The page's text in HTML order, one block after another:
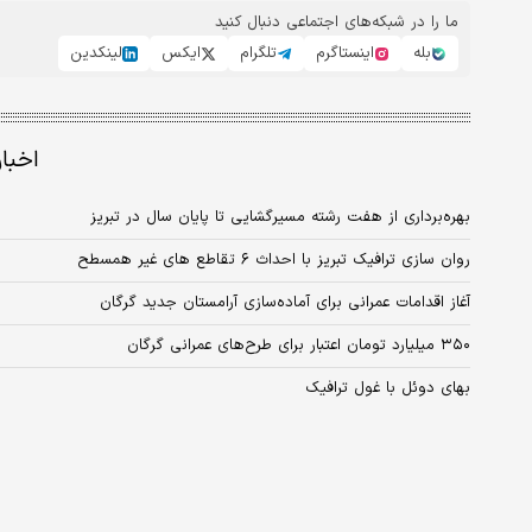
ما را در شبکه‌های اجتماعی دنبال کنید
بله
اینستاگرم تلگرام ایکس لینکدین
بهره‌برداری از هفت رشته مسیرگشایی تا پایان سال در تبریز
روان سازی ترافیک تبریز با احداث ۶ تقاطع های غیر همسطح
آغاز اقدامات عمرانی برای آماده‌‌‌سازی آرامستان جدید گرگان
۳۵۰ میلیارد تومان اعتبار برای طرح‌‌‌های عمرانی گرگان
بهای دوئل با غول ترافیک